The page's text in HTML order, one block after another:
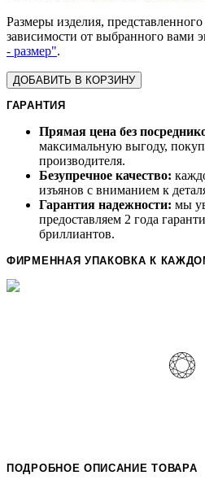
Размеры изделия,
зависимости от выбранного вами
- размер".
ДОБАВИТЬ В КОРЗИНУ
ГАРАНТИЯ
Прямая цена без
максимальную выгоду,
производителя.
Безупречное качество:
изъянов с вниманием к
Гарантия надежности: мы
предоставляем 2 года
бриллиантов.
ФИРМЕННАЯ УПАКОВКА К
ПОДРОБНОЕ ОПИСАНИЕ ТОВАРА